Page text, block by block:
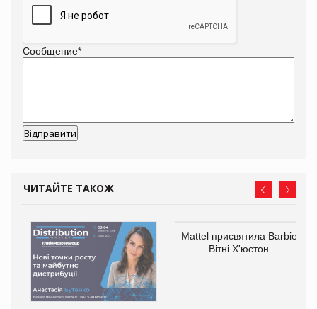
Сообщение*
ЧИТАЙТЕ ТАКОЖ
Mattel присвятила Barbie
Вітні Х'юстон